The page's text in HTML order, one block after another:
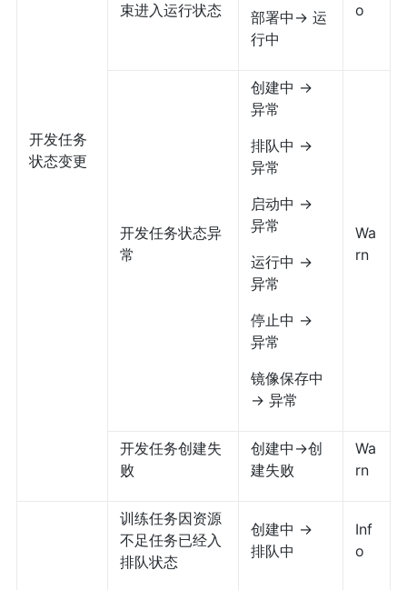
开发任务
状态变更
束进入运行状态
部署中-> 运
行中
o
开发任务状态异
常
创建中 ->
异常
排队中 ->
异常
启动中 ->
异常
运行中 ->
异常
停止中 ->
异常
镜像保存中
-> 异常
Wa
rn
开发任务创建失
败
创建中->创
建失败
Wa
rn
训练任务因资源
不足任务已经入
排队状态
创建中 ->
排队中
Inf
o